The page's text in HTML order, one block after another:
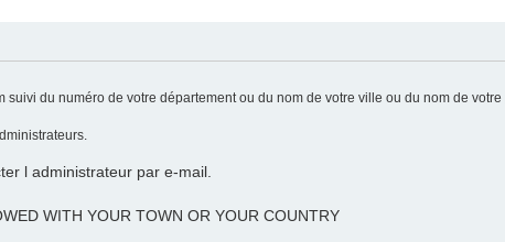
du numéro de votre département ou du nom de votre ville ou du nom de
l administrateur par e-mail.
WITH YOUR TOWN OR YOUR COUNTRY